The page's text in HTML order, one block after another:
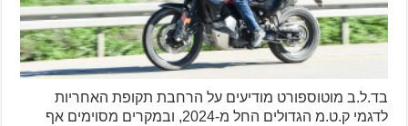
בד.ל.ב מוטוספורט מודיעים על הרחבת תקופת האחריות
לדגמי ק.ט.מ הגדולים החל מ-2024, ובמקרים מסוימים אף